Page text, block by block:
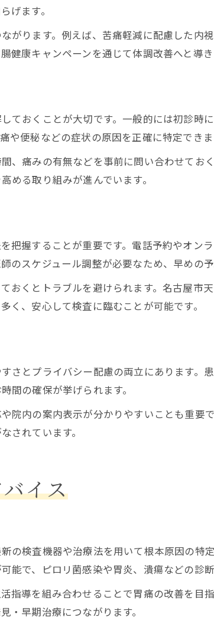
げます。
がります。例えば、苦痛軽減に配慮した内
康キャンペーンを通じて体調改善へと導き
ておくことが大切です。一般的には初診時
便秘などの症状の原因を正確に特定できま
、痛みの有無などを事前に問い合わせてお
める取り組みが進んでいます。
把握することが重要です。電話予約やオン
スケジュール調整が必要なため、早めの予
おくとトラブルを避けられます。名古屋市
く、安心して検査に臨むことが可能です。
とプライバシー配慮の両立にあります。
間の確保が挙げられます。
院内の案内表示が分かりやすいことも重要
されています。
イス
の検査機器や治療法を用いて根本原因の特
で、ピロリ菌感染や胃炎、潰瘍などの診断
指導を組み合わせることで胃痛の改善を目
・早期治療につながります。